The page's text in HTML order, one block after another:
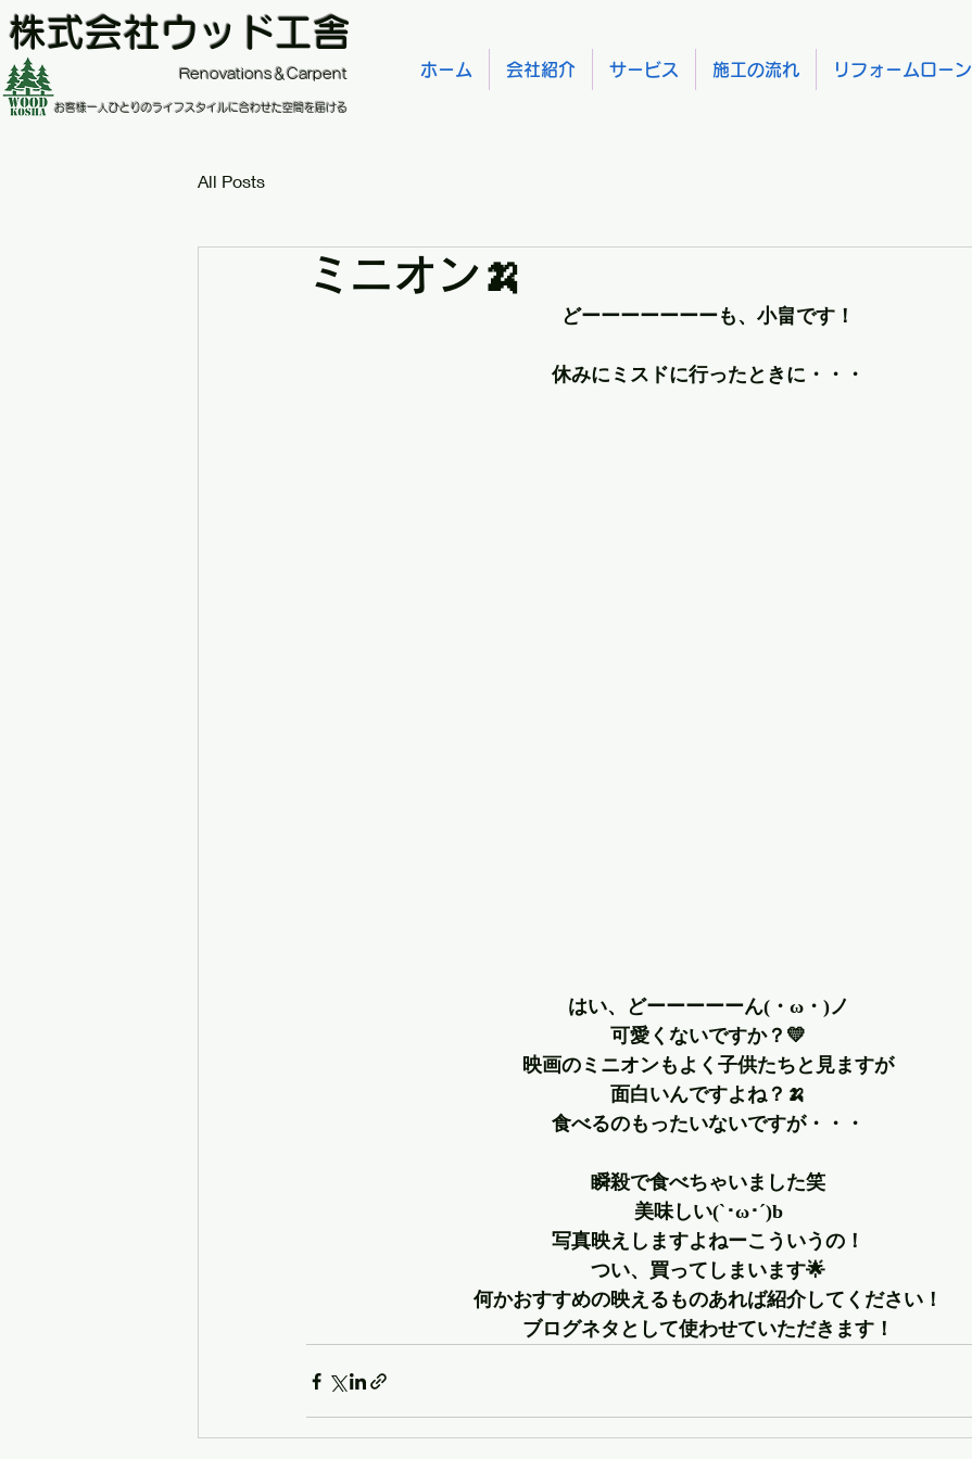
ホーム 会社紹介 サービス 施工の流れ リフォームローン
株式会社ウッド工舎
​Renovations＆Carpent
お客様一人ひとりのライフスタイルに合わせた空間を届ける
All Posts
ミニオン🍌
どーーーーーーーも、小畠です！
休みにミスドに行ったときに・・・
はい、どーーーーーん(・ω・)ノ
可愛くないですか？💛
映画のミニオンもよく子供たちと見ますが
面白いんですよね？🍌
食べるのもったいないですが・・・
瞬殺で食べちゃいました笑
美味しい(`･ω･´)b
写真映えしますよねーこういうの！
つい、買ってしまいます🌟
何かおすすめの映えるものあれば紹介してください！
ブログネタとして使わせていただきます！